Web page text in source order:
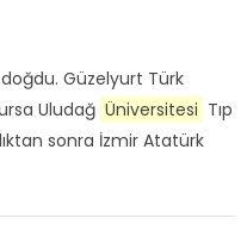
doğdu. Güzelyurt Türk
Uludağ Üniversitesi Tıp
sonra İzmir Atatürk